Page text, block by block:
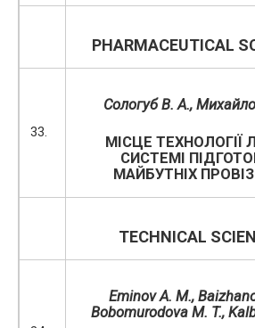
PHARMACEUTICAL
33.
Сологуб В. А.,
МІСЦЕ ТЕХНОЛОГІЇ
СИСТЕМІ
МАЙБУТНІХ
TECHNICAL
Eminov A. M.,
Bobomurodova M. T.,